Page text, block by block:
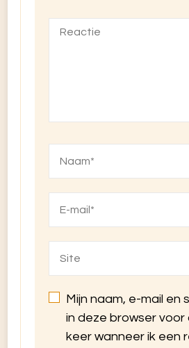
Mijn naam, e-mail en
in deze browser voor
keer wanneer ik een